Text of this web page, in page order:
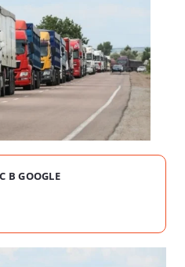
GOOGLE